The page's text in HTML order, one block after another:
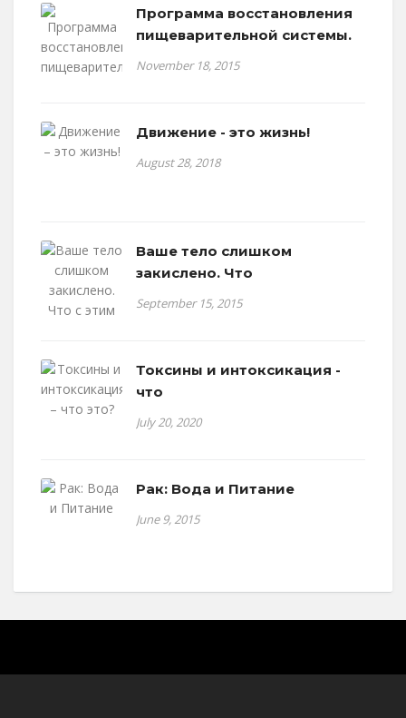
Программа восстановления
пищеварительной системы.
November 18, 2015
Движение - это жизнь!
August 28, 2018
Ваше тело слишком
закислено. Что
September 15, 2015
Токсины и интоксикация -
что
July 20, 2020
Рак: Вода и Питание
June 9, 2015